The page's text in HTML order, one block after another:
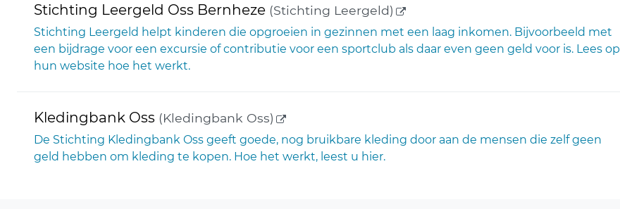
Stichting Leergeld Oss Bernheze (Stichting Leergeld) (externe link)
Stichting Leergeld helpt kinderen die opgroeien in gezinnen met een laag inkomen. Bijvoorbeeld met
een bijdrage voor een excursie of contributie voor een sportclub als daar even geen geld voor is. Lees op
hun website hoe het werkt.
Kledingbank Oss (Kledingbank Oss) (externe link)
De Stichting Kledingbank Oss geeft goede, nog bruikbare kleding door aan de mensen die zelf geen
geld hebben om kleding te kopen. Hoe het werkt, leest u hier.